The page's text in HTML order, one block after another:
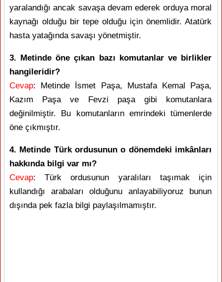
yaralandığı ancak savaşa devam ederek orduya moral
kaynağı olduğu bir tepe olduğu için önemlidir. Atatürk
hasta yatağında savaşı yönetmiştir.
3. Metinde öne çıkan bazı komutanlar ve birlikler
hangileridir?
Cevap: Metinde İsmet Paşa, Mustafa Kemal Paşa,
Kazım Paşa ve Fevzi paşa gibi komutanlara
değinilmiştir. Bu komutanların emrindeki tümenlerde
öne çıkmıştır.
4. Metinde Türk ordusunun o dönemdeki imkânları
hakkında bilgi var mı?
Cevap: Türk ordusunun yaralıları taşımak için
kullandığı arabaları olduğunu anlayabiliyoruz bunun
dışında pek fazla bilgi paylaşılmamıştır.